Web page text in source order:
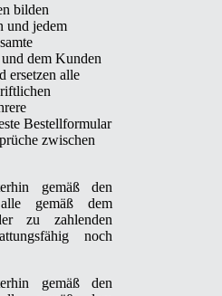
bilden
und jedem
dem Kunden
ersetzen alle
Bestellformular
zwischen
gemäß den
gemäß dem
zu zahlenden
noch
gemäß den